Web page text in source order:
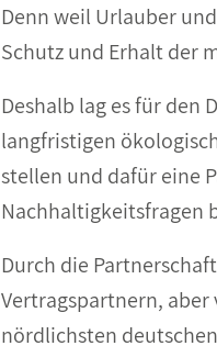
Denn weil Urlauber
Schutz und Erhalt der
Deshalb lag es für den
langfristigen
stellen und dafür eine
Nachhaltigkeitsfragen
Durch die
Vertragspartnern,
nördlichsten